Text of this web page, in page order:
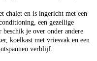
chalet en is ingericht met een
een gezellige
beschik je over onder andere
koelkast met vriesvak en een
verblijf.